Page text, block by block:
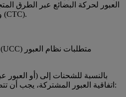
العبور لحركة البضائع عبر الطرق
ودول اتفاقية العبور المشتركة (CTC).
بالنسبة للشحنات إلى (أو العبور
اتفاقية العبور المشتركة، يجب أن تتضمن الفواتير الجمركية ما يلي: